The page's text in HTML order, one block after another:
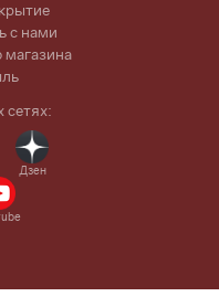
с нами
сетях:
Дзен